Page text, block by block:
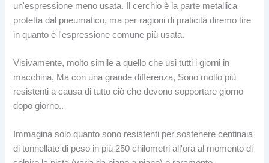
un'espressione meno usata. Il cerchio è la parte metallica
protetta dal pneumatico, ma per ragioni di praticità diremo tire
in quanto è l'espressione comune più usata.
Visivamente, molto simile a quello che usi tutti i giorni in
macchina, Ma con una grande differenza, Sono molto più
resistenti a causa di tutto ciò che devono sopportare giorno
dopo giorno..
Immagina solo quanto sono resistenti per sostenere centinaia
di tonnellate di peso in più 250 chilometri all'ora al momento di